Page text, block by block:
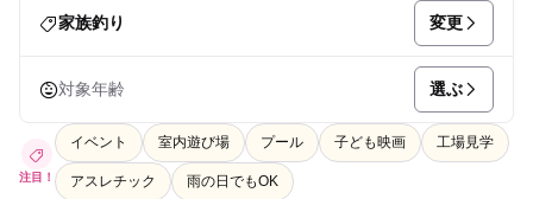
家族釣り 変更
対象年齢 選ぶ
注目！
イベント 室内遊び場 プール 子ども映画 工場見学
アスレチック 雨の日でもOK